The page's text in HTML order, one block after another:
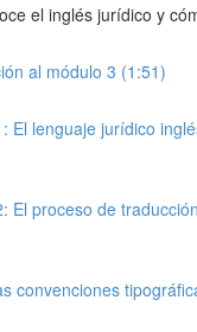
el inglés jurídico y
al módulo 3 (1:51)
El lenguaje jurídico
El proceso de
convenciones